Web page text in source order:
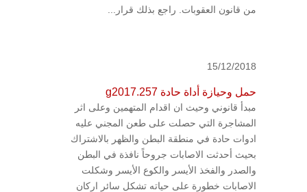
من قانون العقوبات. راجع بذلك قرار...
15/12/2018
حمل وحيازة أداة حادة g2017.257
مبدأ قانوني وحيث ان اقدام المتهمين وعلى اثر
المشاجرة التي حصلت على طعن المجني عليه
ادوات حادة في منطقة البطن والظهر بالاشتراك
بحيث أحدثت الاصابات جروحاً نافذة في البطن
والصدر والفخذ الأيسر والكوع الأيسر وشكلت
الاصابات خطورة على حياته تشكل سائر اركان